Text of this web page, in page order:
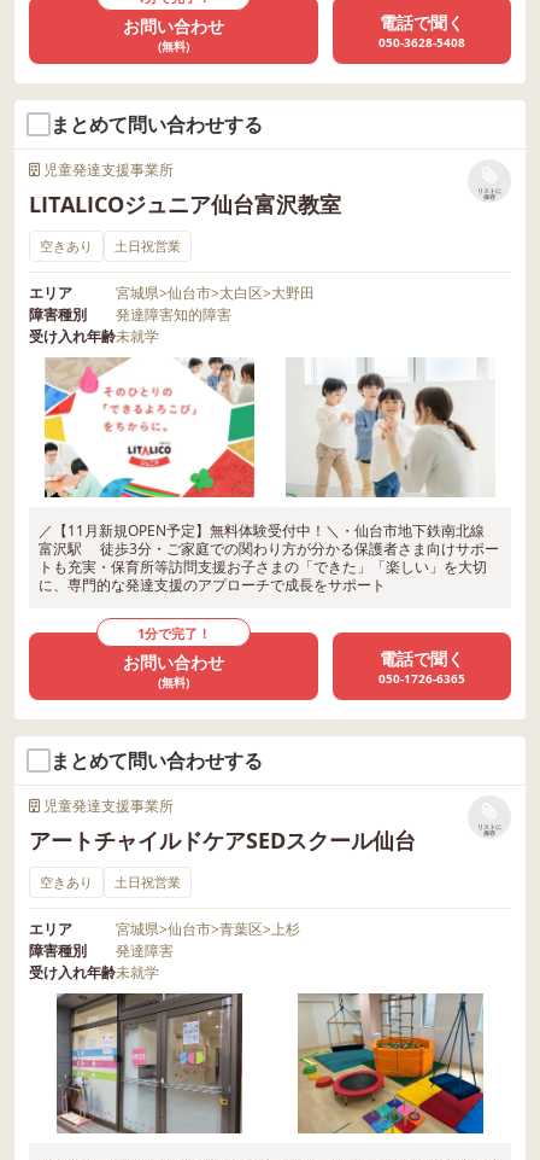
お問い合わせ
(無料)
電話で聞く
050-3628-5408
まとめて問い合わせする
児童発達支援事業所
LITALICOジュニア仙台富沢教室
リストに
保存
空きあり 土日祝営業
エリア 宮城県>仙台市>太白区>大野田
障害種別
発達障害知的障害
受け入れ年齢未就学
／【11月新規OPEN予定】無料体験受付中！＼・仙台市地下鉄南北線
富沢駅 徒歩3分・ご家庭での関わり方が分かる保護者さま向けサポー
トも充実・保育所等訪問支援お子さまの「できた」「楽しい」を大切
に、専門的な発達支援のアプローチで成長をサポート
1分で完了！
お問い合わせ
(無料)
電話で聞く
050-1726-6365
まとめて問い合わせする
児童発達支援事業所
アートチャイルドケアSEDスクール仙台
リストに
保存
空きあり 土日祝営業
エリア 宮城県>仙台市>青葉区>上杉
障害種別
発達障害
受け入れ年齢未就学